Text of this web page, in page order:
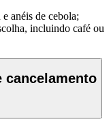
anéis de cebola;
incluindo café ou
cancelamento